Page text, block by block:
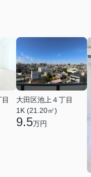
大田区池上４丁目
1K (21.20㎡)
9.5万円